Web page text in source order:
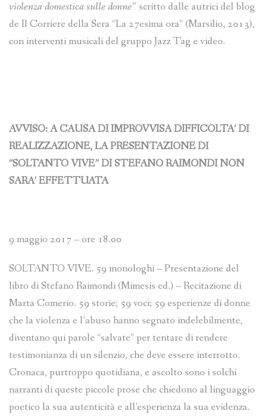
violenza domestica sulle donne” scritto dalle autrici del blog
de Il Corriere della Sera “La 27esima ora” (Marsilio, 2013),
con interventi musicali del gruppo Jazz Tag e video.
AVVISO: A CAUSA DI IMPROVVISA DIFFICOLTA’ DI
REALIZZAZIONE, LA PRESENTAZIONE DI
“SOLTANTO VIVE” DI STEFANO RAIMONDI NON
SARA’ EFFETTUATA
9 maggio 2017 – ore 18.00
SOLTANTO VIVE. 59 monologhi – Presentazione del
libro di Stefano Raimondi (Mimesis ed.) – Recitazione di
Marta Comerio. 59 storie; 59 voci; 59 esperienze di donne
che la violenza e l’abuso hanno segnato indelebilmente,
diventano qui parole “salvate” per tentare di rendere
testimonianza di un silenzio, che deve essere interrotto.
Cronaca, purtroppo quotidiana, e ascolto sono i solchi
narranti di queste piccole prose che chiedono al linguaggio
poetico la sua autenticità e all’esperienza la sua evidenza.